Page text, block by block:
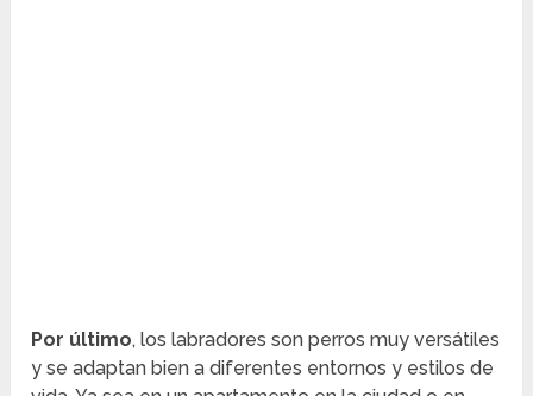
Por último, los labradores son perros muy versátiles
y se adaptan bien a diferentes entornos y estilos de